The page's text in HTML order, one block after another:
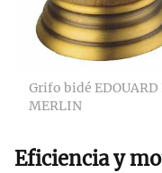
Grifo bidé EDOUARD
MERLIN
Eficiencia y